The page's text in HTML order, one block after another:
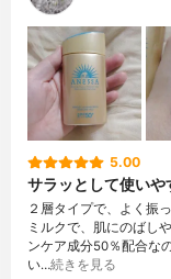
5.00
サラッとして使いや
２層タイプで、よく振
ミルクで、肌にのばし
ンケア成分50％配合な
い…続きを見る